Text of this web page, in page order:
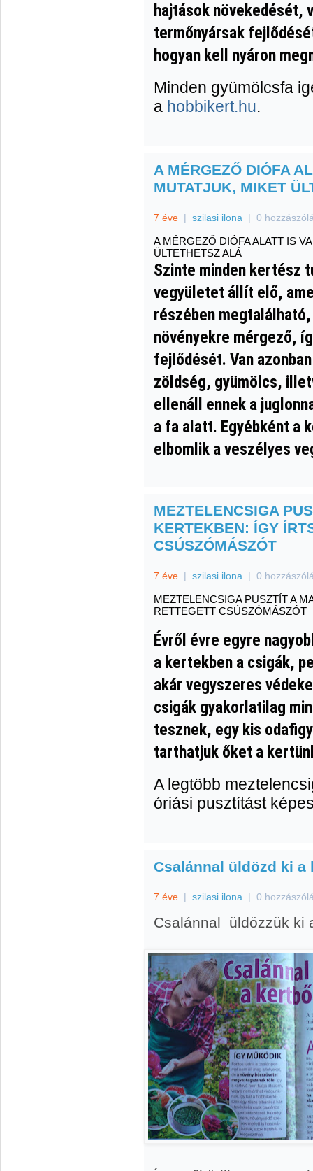
hajtások növekedését,
termőnyársak
hogyan kell nyáron
Minden gyümölcsfa
a hobbikert.hu.
A MÉRGEZŐ DIÓFA
MUTATJUK, MIKET
7 éve | szilasi ilona | 0
A MÉRGEZŐ DIÓFA ALATT IS
ÜLTETHETSZ ALÁ
Szinte minden kertész
vegyületet állít elő,
részében
növényekre mérgező,
fejlődését. Van
zöldség, gyümölcs,
ellenáll ennek a
a fa alatt. Egyébként a
elbomlik a veszélyes
MEZTELENCSIGA
KERTEKBEN: ÍGY
CSÚSZÓMÁSZÓT
7 éve | szilasi ilona | 0
MEZTELENCSIGA PUSZTÍT A
RETTEGETT CSÚSZÓMÁSZÓT
Évről évre egyre
a kertekben a csigák,
akár vegyszeres
csigák gyakorlatilag
tesznek, egy kis
tarthatjuk őket a
A legtöbb
óriási pusztítást
Csalánnal üldözd ki a
7 éve | szilasi ilona | 0
Csalánnal üldözzük ki